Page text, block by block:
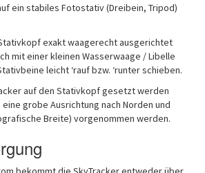
ein stabiles Fotostativ (Dreibein, Tripod)
exakt waagerecht ausgerichtet
mit einer kleinen Wasserwaage / Libelle
leicht ‘rauf bzw. ‘runter schieben.
auf den Stativkopf gesetzt werden
grobe Ausrichtung nach Norden und
Breite) vorgenommen werden.